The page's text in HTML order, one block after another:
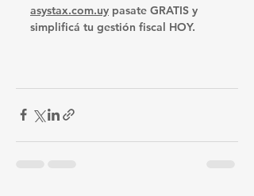
asystax.com.uy pasate GRATIS y
simplificá tu gestión fiscal HOY.